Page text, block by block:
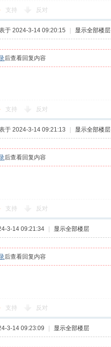
支持 反对
于 2024-3-14 09:20:15 显示全部楼层
后查看回复内容
支持 反对
于 2024-3-14 09:21:13 显示全部楼层
后查看回复内容
支持 反对
3-14 09:21:34 显示全部楼层
后查看回复内容
支持 反对
3-14 09:23:09 显示全部楼层